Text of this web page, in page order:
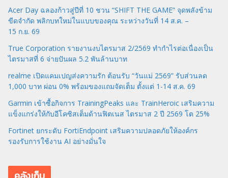
Acer Day ฉลองก้าวสู่ปีที่ 10 ชวน “SHIFT THE GAME” จุดพลังข้าม
ขีดจำกัด พลิกบทใหม่ในแบบของคุณ ระหว่างวันที่ 14 ส.ค. –
15 ก.ย. 69
True Corporation รายงานงบไตรมาส 2/2569 ทำกำไรต่อเนื่องเป็น
ไตรมาสที่ 6 จ่ายปันผล 5.2 พันล้านบาท
realme เปิดแคมเปญส่งความรัก ต้อนรับ “วันแม่ 2569” รับส่วนลด
1,000 บาท ผ่อน 0% พร้อมของแถมจัดเต็ม ตั้งแต่ 1-14 ส.ค. 69
Garmin เข้าซื้อกิจการ TrainingPeaks และ TrainHeroic เสริมความ
แข็งแกร่งให้กับอีโคซิสเต็มด้านฟิตเนส ไตรมาส 2 ปี 2569 โต 25%
Fortinet ยกระดับ FortiEndpoint เสริมความปลอดภัยให้องค์กร
รองรับการใช้งาน AI อย่างมั่นใจ